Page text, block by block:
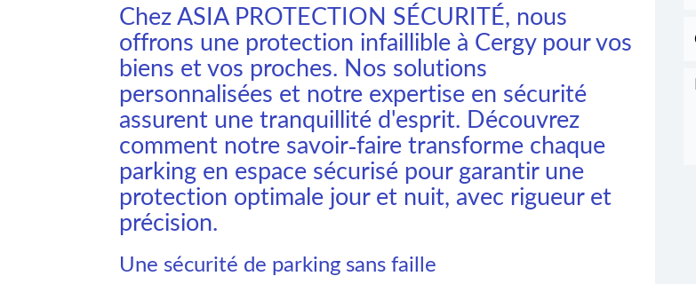
Chez ASIA PROTECTION SÉCURITÉ, nous
offrons une protection infaillible à Cergy pour vos
biens et vos proches. Nos solutions
personnalisées et notre expertise en sécurité
assurent une tranquillité d'esprit. Découvrez
comment notre savoir-faire transforme chaque
parking en espace sécurisé pour garantir une
protection optimale jour et nuit, avec rigueur et
précision.
Une sécurité de parking sans faille